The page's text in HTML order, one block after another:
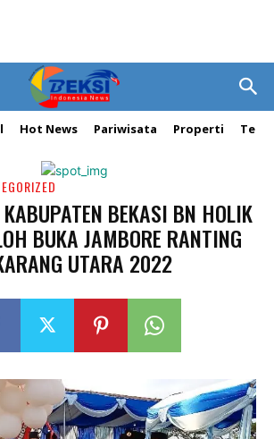
Hot News Pariwisata Properti
BEKASI BN HOLIK
BUKA JAMBORE RANTING
UTARA 2022